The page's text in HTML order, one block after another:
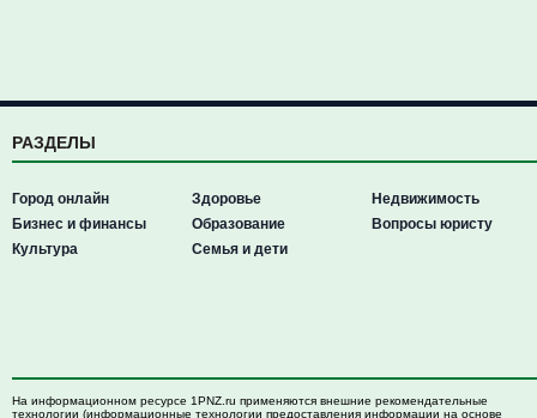
РАЗДЕЛЫ
Город онлайн
Бизнес и финансы
Культура
Здоровье
Образование
Семья и дети
Недвижимость
Вопросы юристу
На информационном ресурсе 1PNZ.ru применяются внешние рекомендательные
технологии (информационные технологии предоставления информации на основе